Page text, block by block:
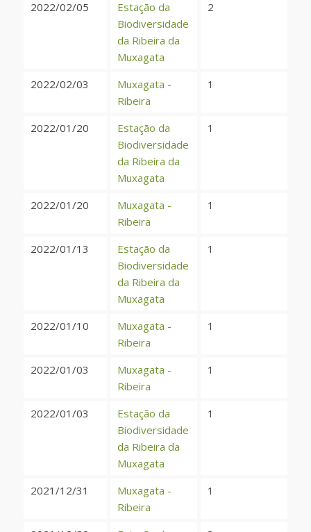
2022/02/05
Estação da
Biodiversidade
da Ribeira da
Muxagata
2
2022/02/03
Muxagata -
Ribeira
1
2022/01/20
Estação da
Biodiversidade
da Ribeira da
Muxagata
1
2022/01/20
Muxagata -
Ribeira
1
2022/01/13
Estação da
Biodiversidade
da Ribeira da
Muxagata
1
2022/01/10
Muxagata -
Ribeira
1
2022/01/03
Muxagata -
Ribeira
1
2022/01/03
Estação da
Biodiversidade
da Ribeira da
Muxagata
1
2021/12/31
Muxagata -
Ribeira
1